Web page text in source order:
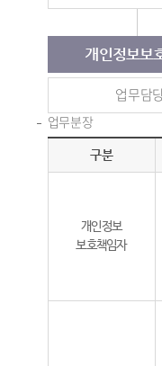
개인정보보
업무담
업무분장
구분
개인정보
보호책임자